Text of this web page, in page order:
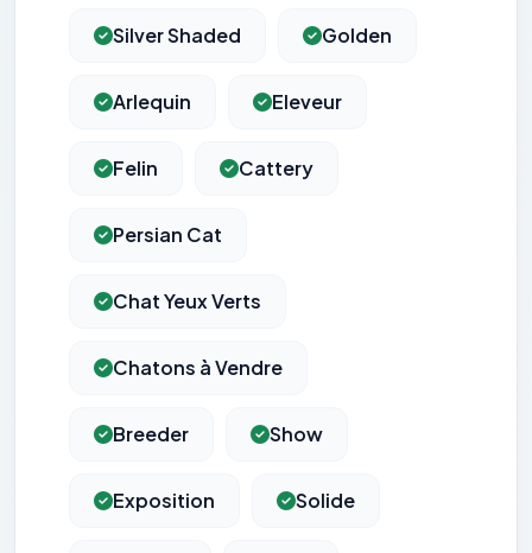
Silver Shaded Golden
Arlequin Eleveur
Felin Cattery
Persian Cat
Chat Yeux Verts
Chatons à Vendre
Breeder Show
Exposition Solide